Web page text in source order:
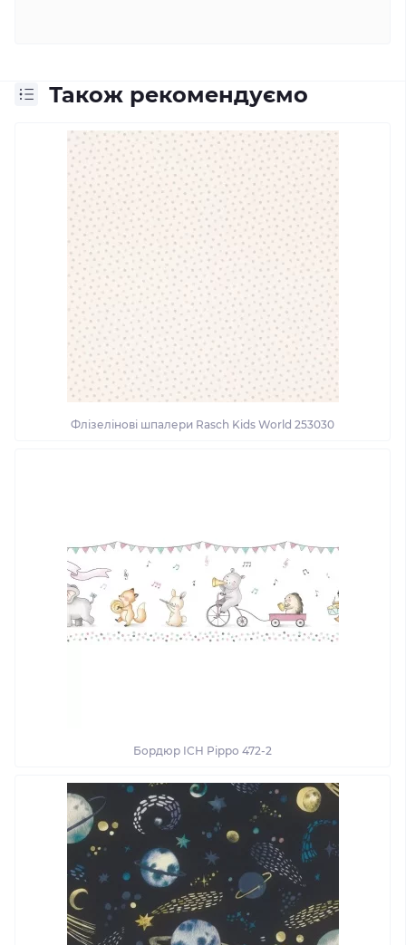
Також рекомендуємо
Флізелінові шпалери Rasch Kids World 253030
Бордюр ICH Pippo 472-2